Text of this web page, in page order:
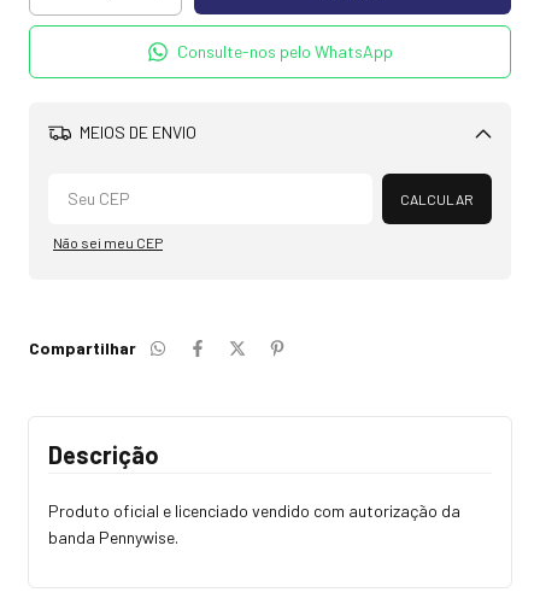
Consulte-nos pelo WhatsApp
MEIOS DE ENVIO
Alterar CEP
CALCULAR
Não sei meu CEP
Compartilhar
Descrição
Produto oficial e licenciado vendido com autorização da
banda Pennywise.